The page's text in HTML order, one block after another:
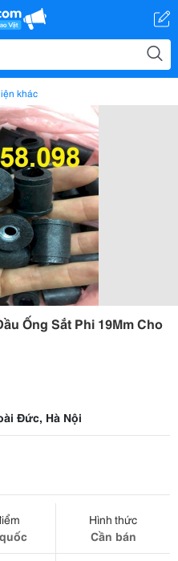
khác
Ống Sắt Phi 19Mm Cho
Đức, Hà Nội
Hình thức
Cần bán